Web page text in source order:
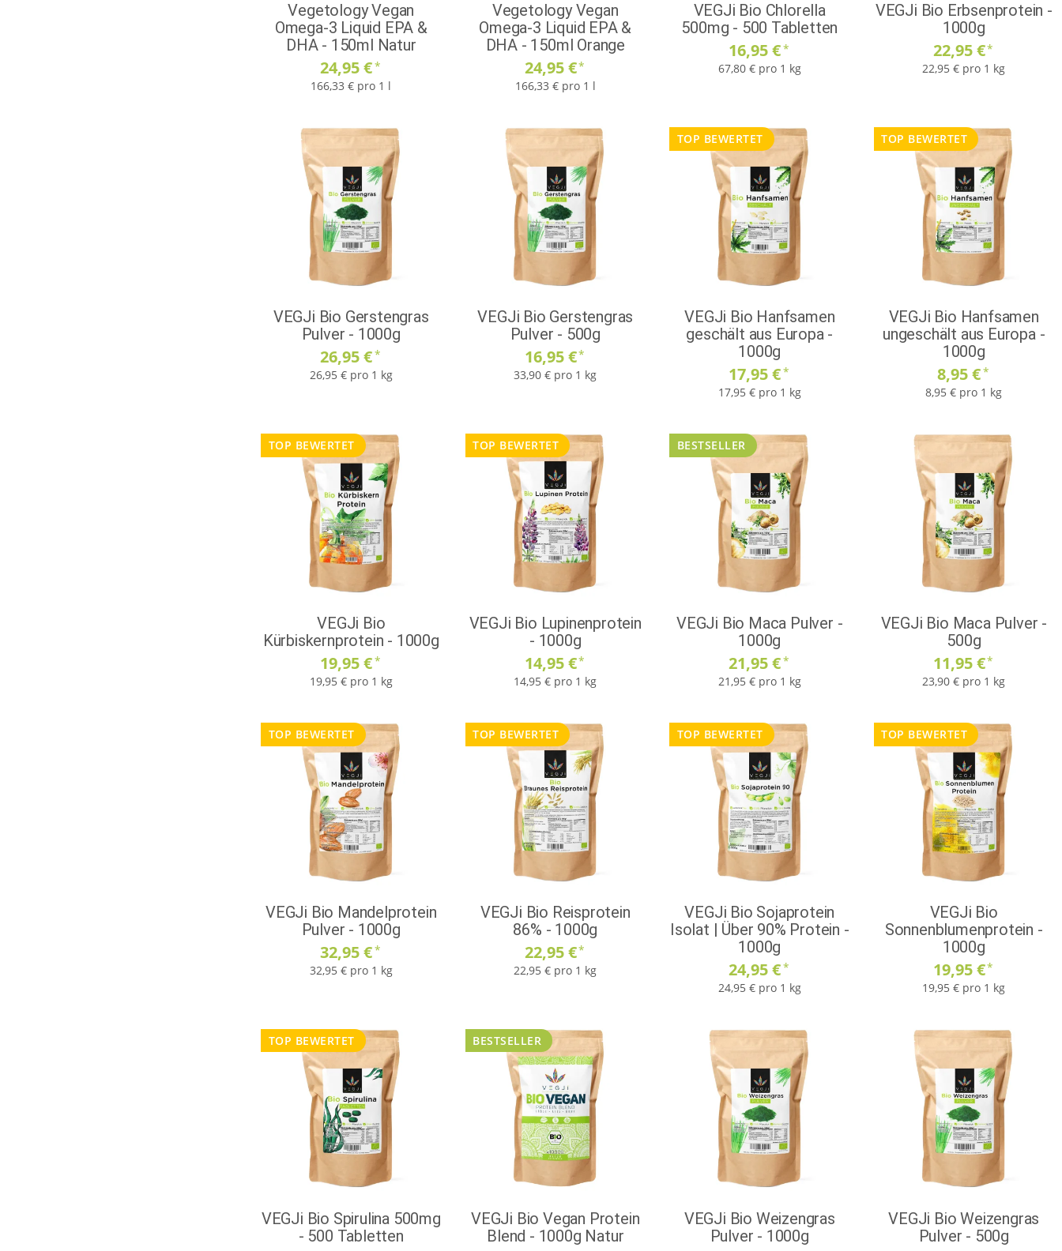
Vegetology Vegan
Omega-3 Liquid EPA &
DHA - 150ml Natur
24,95 €*
166,33 € pro 1 l
Vegetology Vegan
Omega-3 Liquid EPA &
DHA - 150ml Orange
24,95 €*
166,33 € pro 1 l
VEGJi Bio Chlorella
500mg - 500 Tabletten
16,95 €*
67,80 € pro 1 kg
VEGJi Bio Erbsenprotein -
1000g
22,95 €*
22,95 € pro 1 kg
VEGJi Bio Gerstengras
Pulver - 1000g
26,95 €*
26,95 € pro 1 kg
VEGJi Bio Gerstengras
Pulver - 500g
16,95 €*
33,90 € pro 1 kg
TOP BEWERTET
VEGJi Bio Hanfsamen
geschält aus Europa -
1000g
17,95 €*
17,95 € pro 1 kg
TOP BEWERTET
VEGJi Bio Hanfsamen
ungeschält aus Europa -
1000g
8,95 €*
8,95 € pro 1 kg
TOP BEWERTET
VEGJi Bio
Kürbiskernprotein - 1000g
19,95 €*
19,95 € pro 1 kg
TOP BEWERTET
VEGJi Bio Lupinenprotein
- 1000g
14,95 €*
14,95 € pro 1 kg
BESTSELLER
VEGJi Bio Maca Pulver -
1000g
21,95 €*
21,95 € pro 1 kg
VEGJi Bio Maca Pulver -
500g
11,95 €*
23,90 € pro 1 kg
TOP BEWERTET
VEGJi Bio Mandelprotein
Pulver - 1000g
32,95 €*
32,95 € pro 1 kg
TOP BEWERTET
VEGJi Bio Reisprotein
86% - 1000g
22,95 €*
22,95 € pro 1 kg
TOP BEWERTET
VEGJi Bio Sojaprotein
Isolat | Über 90% Protein -
1000g
24,95 €*
24,95 € pro 1 kg
TOP BEWERTET
VEGJi Bio
Sonnenblumenprotein -
1000g
19,95 €*
19,95 € pro 1 kg
TOP BEWERTET
VEGJi Bio Spirulina 500mg
- 500 Tabletten
BESTSELLER
VEGJi Bio Vegan Protein
Blend - 1000g Natur
VEGJi Bio Weizengras
Pulver - 1000g
VEGJi Bio Weizengras
Pulver - 500g